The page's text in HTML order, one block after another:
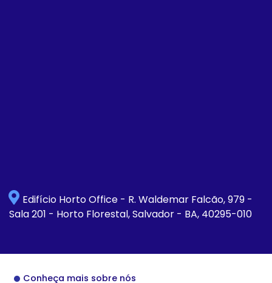
Edifício Horto Office - R. Waldemar Falcão, 979 -
Sala 201 - Horto Florestal, Salvador - BA, 40295-010
Conheça mais sobre nós